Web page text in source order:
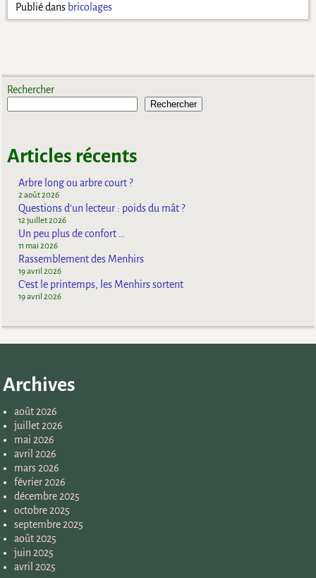
Publié dans bricolages
Rechercher
Rechercher
Articles récents
Arbre long ou arbre court ?
2 août 2026
Questions d’un lecteur : poids du mât ?
12 juillet 2026
Un peu plus de confort …
11 mai 2026
Rassemblement des Menhirs
19 avril 2026
C’est le printemps, les Menhirs sortent
19 avril 2026
Archives
août 2026
juillet 2026
mai 2026
avril 2026
mars 2026
février 2026
décembre 2025
octobre 2025
septembre 2025
août 2025
juin 2025
avril 2025